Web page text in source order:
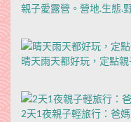
親子愛露營。營地.生態.
晴天雨天都好玩，定點
2天1夜親子輕旅行：爸